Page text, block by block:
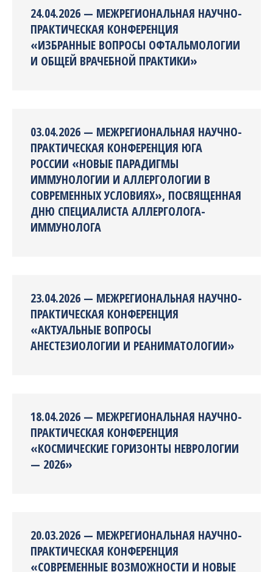
24.04.2026 — МЕЖРЕГИОНАЛЬНАЯ НАУЧНО-
ПРАКТИЧЕСКАЯ КОНФЕРЕНЦИЯ
«ИЗБРАННЫЕ ВОПРОСЫ ОФТАЛЬМОЛОГИИ
И ОБЩЕЙ ВРАЧЕБНОЙ ПРАКТИКИ»
03.04.2026 — МЕЖРЕГИОНАЛЬНАЯ НАУЧНО-
ПРАКТИЧЕСКАЯ КОНФЕРЕНЦИЯ ЮГА
РОССИИ «НОВЫЕ ПАРАДИГМЫ
ИММУНОЛОГИИ И АЛЛЕРГОЛОГИИ В
СОВРЕМЕННЫХ УСЛОВИЯХ», ПОСВЯЩЕННАЯ
ДНЮ СПЕЦИАЛИСТА АЛЛЕРГОЛОГА-
ИММУНОЛОГА
23.04.2026 — МЕЖРЕГИОНАЛЬНАЯ НАУЧНО-
ПРАКТИЧЕСКАЯ КОНФЕРЕНЦИЯ
«АКТУАЛЬНЫЕ ВОПРОСЫ
АНЕСТЕЗИОЛОГИИ И РЕАНИМАТОЛОГИИ»
18.04.2026 — МЕЖРЕГИОНАЛЬНАЯ НАУЧНО-
ПРАКТИЧЕСКАЯ КОНФЕРЕНЦИЯ
«КОСМИЧЕСКИЕ ГОРИЗОНТЫ НЕВРОЛОГИИ
— 2026»
20.03.2026 — МЕЖРЕГИОНАЛЬНАЯ НАУЧНО-
ПРАКТИЧЕСКАЯ КОНФЕРЕНЦИЯ
«СОВРЕМЕННЫЕ ВОЗМОЖНОСТИ И НОВЫЕ